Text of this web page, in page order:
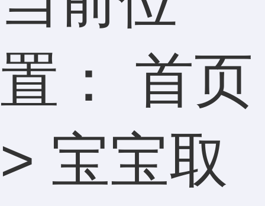
置： 首页
> 宝宝取